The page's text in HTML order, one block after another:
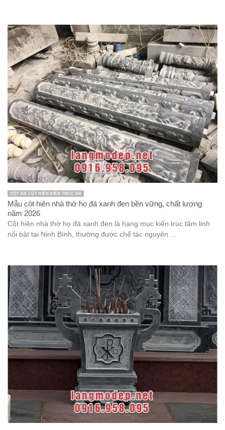
CỘT ĐÁ CỘT HIÊN KIẾN TRÚC ĐÁ
Mẫu cột hiên nhà thờ họ đá xanh đen bền vững, chất lượng
năm 2026
Cột hiên nhà thờ họ đá xanh đen là hạng mục kiến trúc tâm linh
nổi bật tại Ninh Bình, thường được chế tác nguyên ...